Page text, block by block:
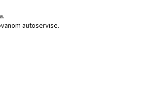
autoservise.